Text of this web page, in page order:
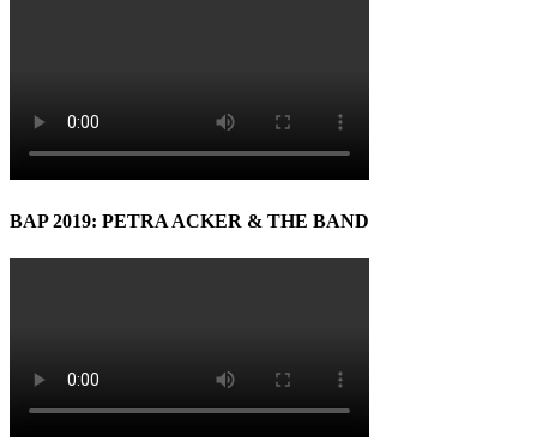
BAP 2019: PETRA ACKER & THE BAND